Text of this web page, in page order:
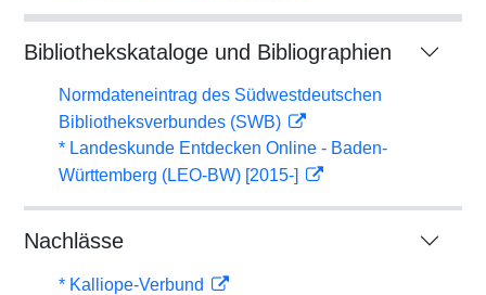
Bibliothekskataloge und Bibliographien
Normdateneintrag des Südwestdeutschen
Bibliotheksverbundes (SWB)
* Landeskunde Entdecken Online - Baden-
Württemberg (LEO-BW) [2015-]
Nachlässe
* Kalliope-Verbund